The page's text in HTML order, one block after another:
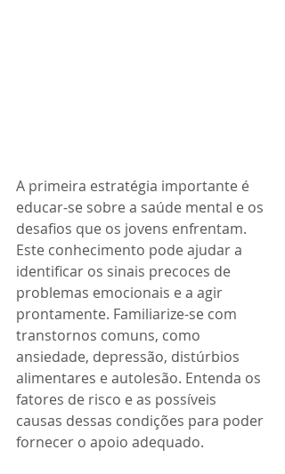
A primeira estratégia importante é
educar-se sobre a saúde mental e os
desafios que os jovens enfrentam.
Este conhecimento pode ajudar a
identificar os sinais precoces de
problemas emocionais e a agir
prontamente. Familiarize-se com
transtornos comuns, como
ansiedade, depressão, distúrbios
alimentares e autolesão. Entenda os
fatores de risco e as possíveis
causas dessas condições para poder
fornecer o apoio adequado.